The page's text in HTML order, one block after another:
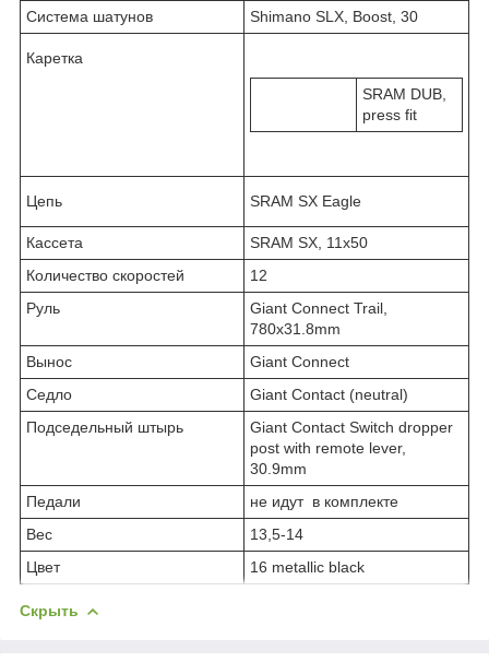
Система шатунов Shimano SLX, Boost, 30
Каретка
SRAM DUB,
press fit
Цепь SRAM SX Eagle
Кассета
SRAM SX, 11x50
Количество скоростей
12
Руль
Giant Connect Trail,
780x31.8mm
Вынос
Giant Connect
Седло
Giant Contact (neutral)
Подседельный штырь
Giant Contact Switch dropper
post with remote lever,
30.9mm
Педали
не идут в комплекте
Вес
13,5-14
Цвет
16 metallic black
Скрыть